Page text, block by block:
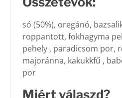
só (50%), oregánó,
roppantott, fokhagyma
pehely , paradicsom por,
majoránna, kakukkfű ,
por
Miért válaszd?